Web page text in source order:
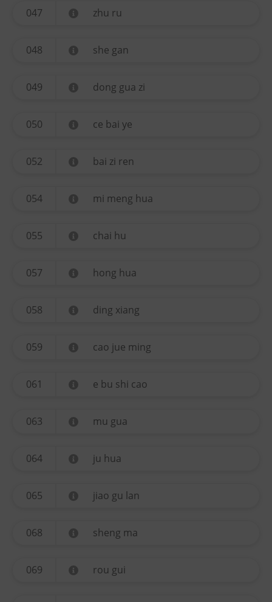
047 zhu ru
048 she gan
049 dong gua zi
050 ce bai ye
052 bai zi ren
054 mi meng hua
055 chai hu
057 hong hua
058 ding xiang
059 cao jue ming
061 e bu shi cao
063 mu gua
064 ju hua
065 jiao gu lan
068 sheng ma
069 rou gui